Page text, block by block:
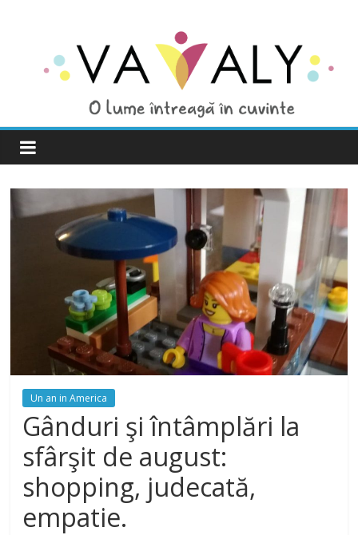
Un an in America
Gânduri şi întâmplări la
sfârşit de august:
shopping, judecată,
empatie.